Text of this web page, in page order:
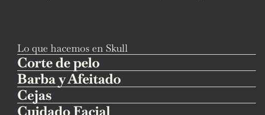
Lo que hacemos en Skull
Corte de pelo
Barba y Afeitado
Cejas
Cuidado Facial